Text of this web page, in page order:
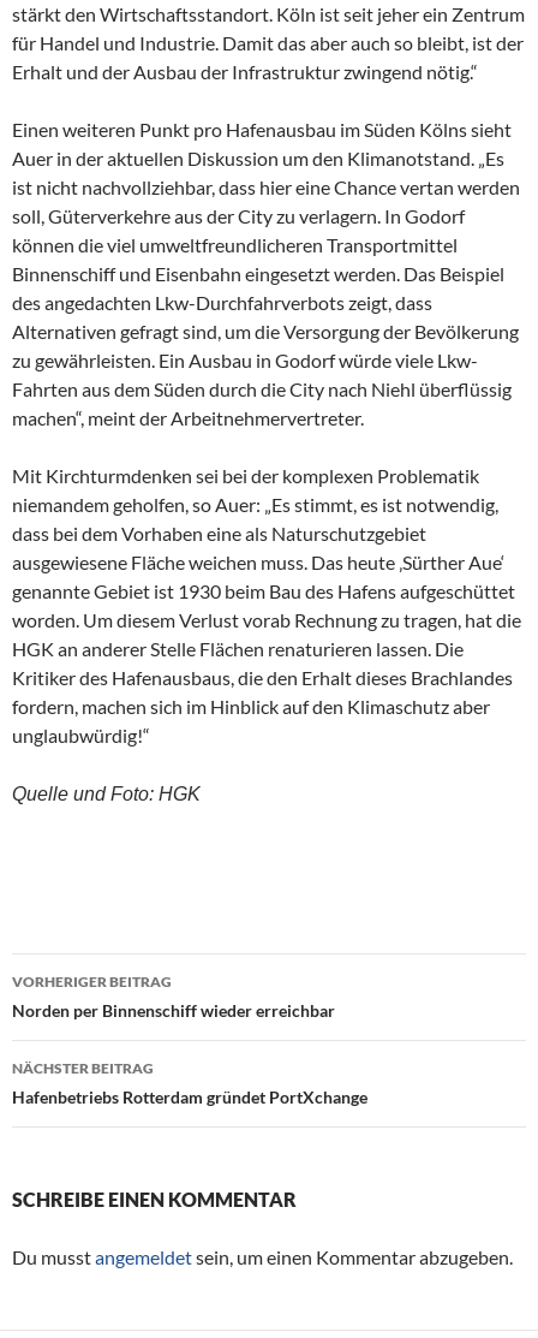
stärkt den Wirtschaftsstandort. Köln ist seit jeher ein Zentrum
für Handel und Industrie. Damit das aber auch so bleibt, ist der
Erhalt und der Ausbau der Infrastruktur zwingend nötig.“
Einen weiteren Punkt pro Hafenausbau im Süden Kölns sieht
Auer in der aktuellen Diskussion um den Klimanotstand. „Es
ist nicht nachvollziehbar, dass hier eine Chance vertan werden
soll, Güterverkehre aus der City zu verlagern. In Godorf
können die viel umweltfreundlicheren Transportmittel
Binnenschiff und Eisenbahn eingesetzt werden. Das Beispiel
des angedachten Lkw-Durchfahrverbots zeigt, dass
Alternativen gefragt sind, um die Versorgung der Bevölkerung
zu gewährleisten. Ein Ausbau in Godorf würde viele Lkw-
Fahrten aus dem Süden durch die City nach Niehl überflüssig
machen“, meint der Arbeitnehmervertreter.
Mit Kirchturmdenken sei bei der komplexen Problematik
niemandem geholfen, so Auer: „Es stimmt, es ist notwendig,
dass bei dem Vorhaben eine als Naturschutzgebiet
ausgewiesene Fläche weichen muss. Das heute ‚Sürther Aue‘
genannte Gebiet ist 1930 beim Bau des Hafens aufgeschüttet
worden. Um diesem Verlust vorab Rechnung zu tragen, hat die
HGK an anderer Stelle Flächen renaturieren lassen. Die
Kritiker des Hafenausbaus, die den Erhalt dieses Brachlandes
fordern, machen sich im Hinblick auf den Klimaschutz aber
unglaubwürdig!“
Quelle und Foto: HGK
Beitragsnavigation
VORHERIGER BEITRAG
Norden per Binnenschiff wieder erreichbar
NÄCHSTER BEITRAG
Hafenbetriebs Rotterdam gründet PortXchange
SCHREIBE EINEN KOMMENTAR
Du musstangemeldetsein, um einen Kommentar abzugeben.